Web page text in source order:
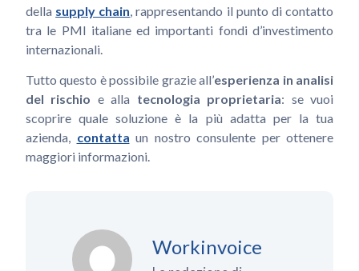
della supply chain, rappresentando il punto di contatto
tra le PMI italiane ed importanti fondi d’investimento
internazionali.
Tutto questo è possibile grazie all’esperienza in analisi
del rischio e alla tecnologia proprietaria: se vuoi
scoprire quale soluzione è la più adatta per la tua
azienda, contatta un nostro consulente per ottenere
maggiori informazioni.
Workinvoice